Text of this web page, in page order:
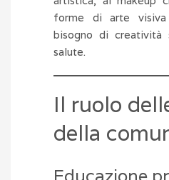
forme di arte
bisogno di creatività
salute.
Il ruolo
della